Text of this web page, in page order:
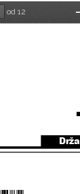
od 12